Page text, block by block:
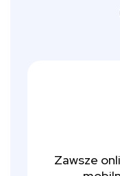
Zawsze